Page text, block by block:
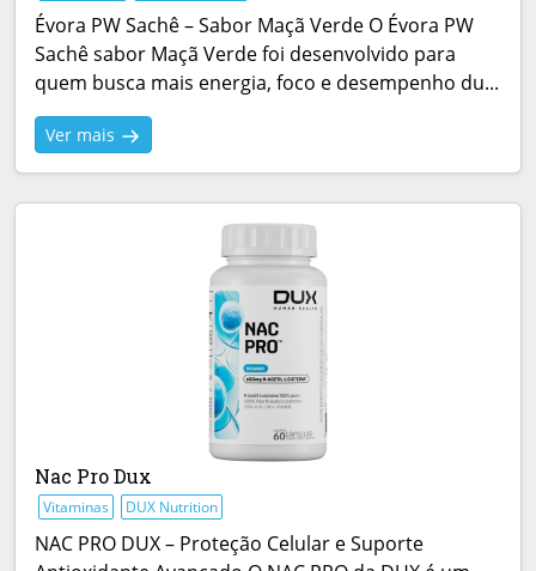
Évora PW Sachê – Sabor Maçã Verde O Évora PW
Sachê sabor Maçã Verde foi desenvolvido para
quem busca mais energia, foco e desempenho du...
Ver mais
Nac Pro Dux
Vitaminas DUX Nutrition
NAC PRO DUX – Proteção Celular e Suporte